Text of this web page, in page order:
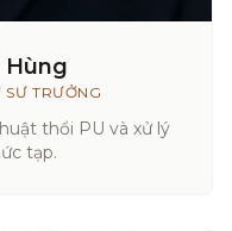
Hùng
TRƯỞNG
thổi PU và xử lý
tạp.